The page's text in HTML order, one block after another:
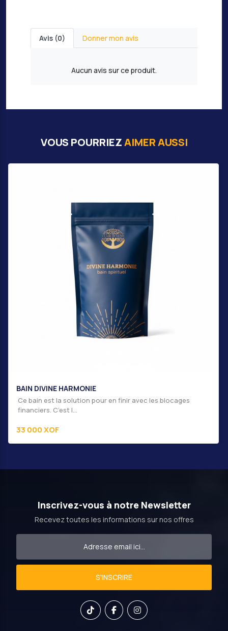
Avis (0) Donner mon avis
Aucun avis sur ce produit.
VOUS POURRIEZAIMER AUSSI
finir avec les blocages
Réputé pour ses surprenantes
Inscrivez-vous à notre Newsletter
Recevez toutes les informations sur nos offres
S'INSCRIRE